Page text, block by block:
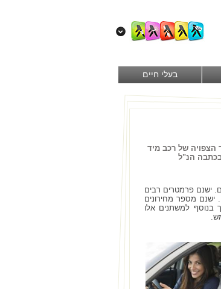
בעלי חיים
הצפויה של רכב מיד
הנ"ל
ישנם פרמטרים רבים
ישנם מספר מחירונים
בנוסף למשתנים אלו